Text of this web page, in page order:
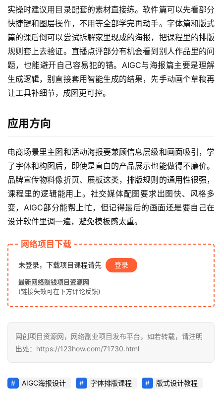
首
页
网
创
快
钱
项
目
中
创
福
缘
创
业
网
实操时建议用目录配套的素材直接练。软件篇可以先看部分
快捷键和图层操作，不用等全部学完再动手。字体篇和版式
篇的课后倒可以尝试拆解家里现成的海报，把课程里的排版
规则套上去验证。直播点评部分有机会看到别人作品里的问
题，也能避开自己容易犯的错。AIGC与海报篇主要是理解
生成逻辑，别直接套用智能生成的结果，先手动画个草稿再
让工具补细节，成图更可控。
应用方向
电商场景里主图和活动海报要兼顾信息层级和画面吸引，学
了字体和构图后，即使是直白的产品展示也能做得不廉价。
品牌宣传物料像折页、展板这类，排版规则的通用性很强，
课程里的逻辑能用上。社交媒体配图要求出图快、风格多
变，AIGC部分能帮上忙，但记得最后的画面还是要自己在
设计软件里调一遍，避免模板感太重。
网络项目下载
未登录，下载项目课程请先 登录
最新网络赚钱项目资源网
(链接失效可在下方评论反馈)
网创项目资源网，网络副业项目发布平台，如若转载，请注明
出处：https://123how.com/71730.html
AIGC海报设计 字体排版课程 版式设计教程